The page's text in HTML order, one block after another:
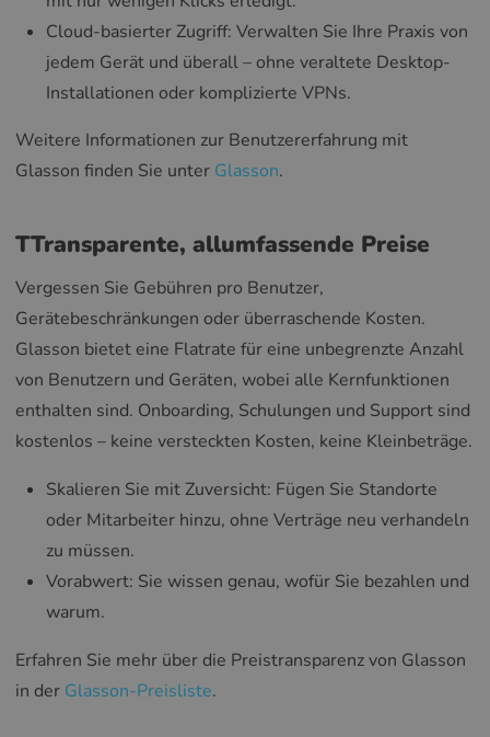
Cloud-basierter Zugriff: Verwalten Sie Ihre Praxis von
jedem Gerät und überall – ohne veraltete Desktop-
Installationen oder komplizierte VPNs.
Weitere Informationen zur Benutzererfahrung mit
Glasson finden Sie unter Glasson.
TTransparente, allumfassende Preise
Vergessen Sie Gebühren pro Benutzer,
Gerätebeschränkungen oder überraschende Kosten.
Glasson bietet eine Flatrate für eine unbegrenzte Anzahl
von Benutzern und Geräten, wobei alle Kernfunktionen
enthalten sind. Onboarding, Schulungen und Support sind
kostenlos – keine versteckten Kosten, keine Kleinbeträge.
Skalieren Sie mit Zuversicht: Fügen Sie Standorte
oder Mitarbeiter hinzu, ohne Verträge neu verhandeln
zu müssen.
Vorabwert: Sie wissen genau, wofür Sie bezahlen und
warum.
Erfahren Sie mehr über die Preistransparenz von Glasson
in der Glasson-Preisliste.